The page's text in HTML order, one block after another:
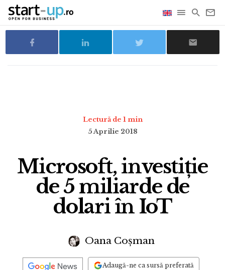
Lectură de 1 min
5 Aprilie 2018
Microsoft, investiție
de 5 miliarde de
dolari în IoT
Oana Coșman
Adaugă-ne ca sursă preferată